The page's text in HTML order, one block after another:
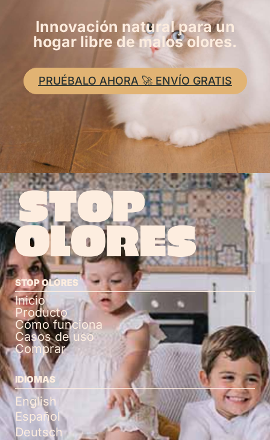
Innovación natural para un
hogar libre de malos olores.
PRUÉBALO AHORA 🚀 ENVÍO GRATIS
STOP OLORES
Inicio
Producto
Cómo funciona
Casos de uso
Comprar
IDIOMAS
English
Español
Deutsch